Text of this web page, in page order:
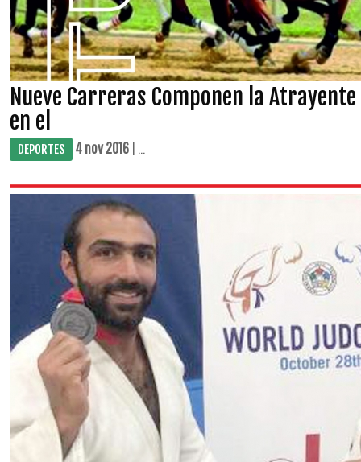
Nueve Carreras Componen la
en el
DEPORTES 4 nov 2016 | ...